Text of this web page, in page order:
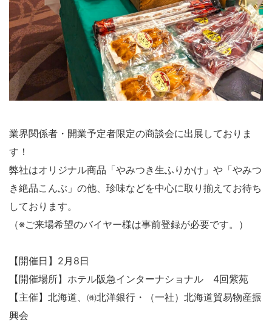
業界関係者・開業予定者限定の商談会に出展しておりま
す！
弊社はオリジナル商品「やみつき生ふりかけ」や「やみつ
き絶品こんぶ」の他、珍味などを中心に取り揃えてお待ち
しております。
（※ご来場希望のバイヤー様は事前登録が必要です。）
【開催日】2月8日
【開催場所】ホテル阪急インターナショナル 4回紫苑
【主催】北海道、㈱北洋銀行・（一社）北海道貿易物産振
興会